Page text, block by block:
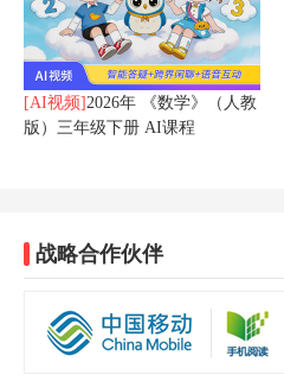
[AI视频]2026年 《数学》（人教
版）三年级下册 AI课程
战略合作伙伴